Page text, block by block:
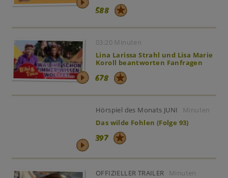
588
03:20 Minuten
Lina Larissa Strahl und Lisa Marie
Koroll beantworten Fanfragen
678
Hörspiel des Monats JUNI
Minuten
Das wilde Fohlen (Folge 93)
397
OFFIZIELLER TRAILER
Minuten